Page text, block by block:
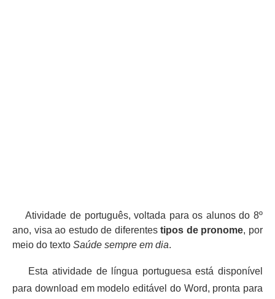
Atividade de português, voltada para os alunos do 8º
ano, visa ao estudo de diferentestipos de pronome, por
meio do texto Saúde sempre em dia.
Esta atividade de língua portuguesa está disponível
para download em modelo editável do Word, pronta para